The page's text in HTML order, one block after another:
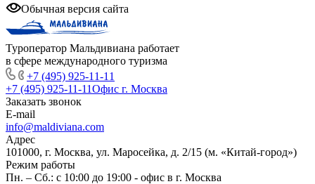
Обычная версия сайта
Туроператор Мальдивиана работает
в сфере международного туризма
+7 (495) 925-11-11
+7 (495) 925-11-11Офис г. Москва
Заказать звонок
E-mail
info@maldiviana.com
Адрес
101000, г. Москва, ул. Маросейка, д. 2/15 (м. «Китай-город»)
Режим работы
Пн. – Сб.: с 10:00 до 19:00 - офис в г. Москва